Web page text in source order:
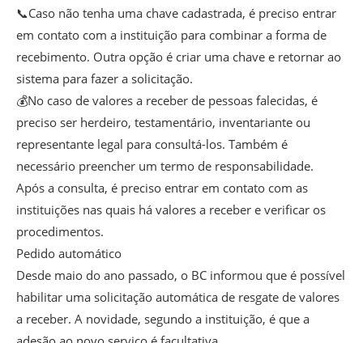
📞Caso não tenha uma chave cadastrada, é preciso entrar
em contato com a instituição para combinar a forma de
recebimento. Outra opção é criar uma chave e retornar ao
sistema para fazer a solicitação.
💰No caso de valores a receber de pessoas falecidas, é
preciso ser herdeiro, testamentário, inventariante ou
representante legal para consultá-los. Também é
necessário preencher um termo de responsabilidade.
Após a consulta, é preciso entrar em contato com as
instituições nas quais há valores a receber e verificar os
procedimentos.
Pedido automático
Desde maio do ano passado, o BC informou que é possível
habilitar uma solicitação automática de resgate de valores
a receber. A novidade, segundo a instituição, é que a